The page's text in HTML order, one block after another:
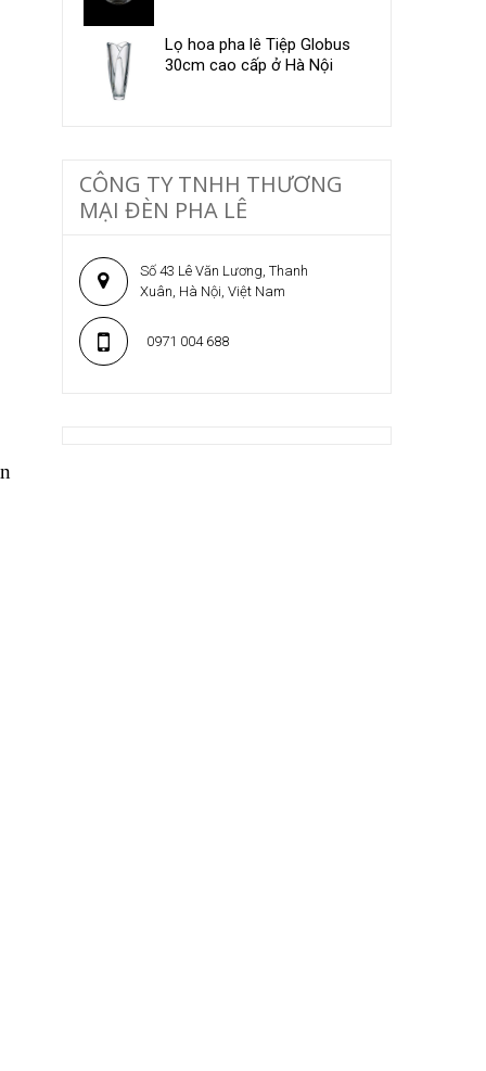
Lọ hoa pha lê Tiệp Globus
30cm cao cấp ở Hà Nội
CÔNG TY TNHH THƯƠNG
MẠI ĐÈN PHA LÊ
Số 43 Lê Văn Lương, Thanh
Xuân, Hà Nội, Việt Nam
0971 004 688